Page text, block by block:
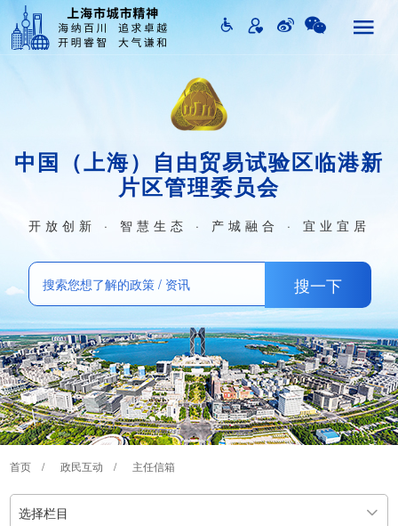
中国（上海）自由贸易试验区临港新
片区管理委员会
开放创新 · 智慧生态 · 产城融合 · 宜业宜居
首页 / 政民互动 / 主任信箱
选择栏目